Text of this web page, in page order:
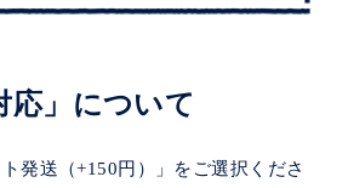
応」について
発送（+150円）」をご選択くださ